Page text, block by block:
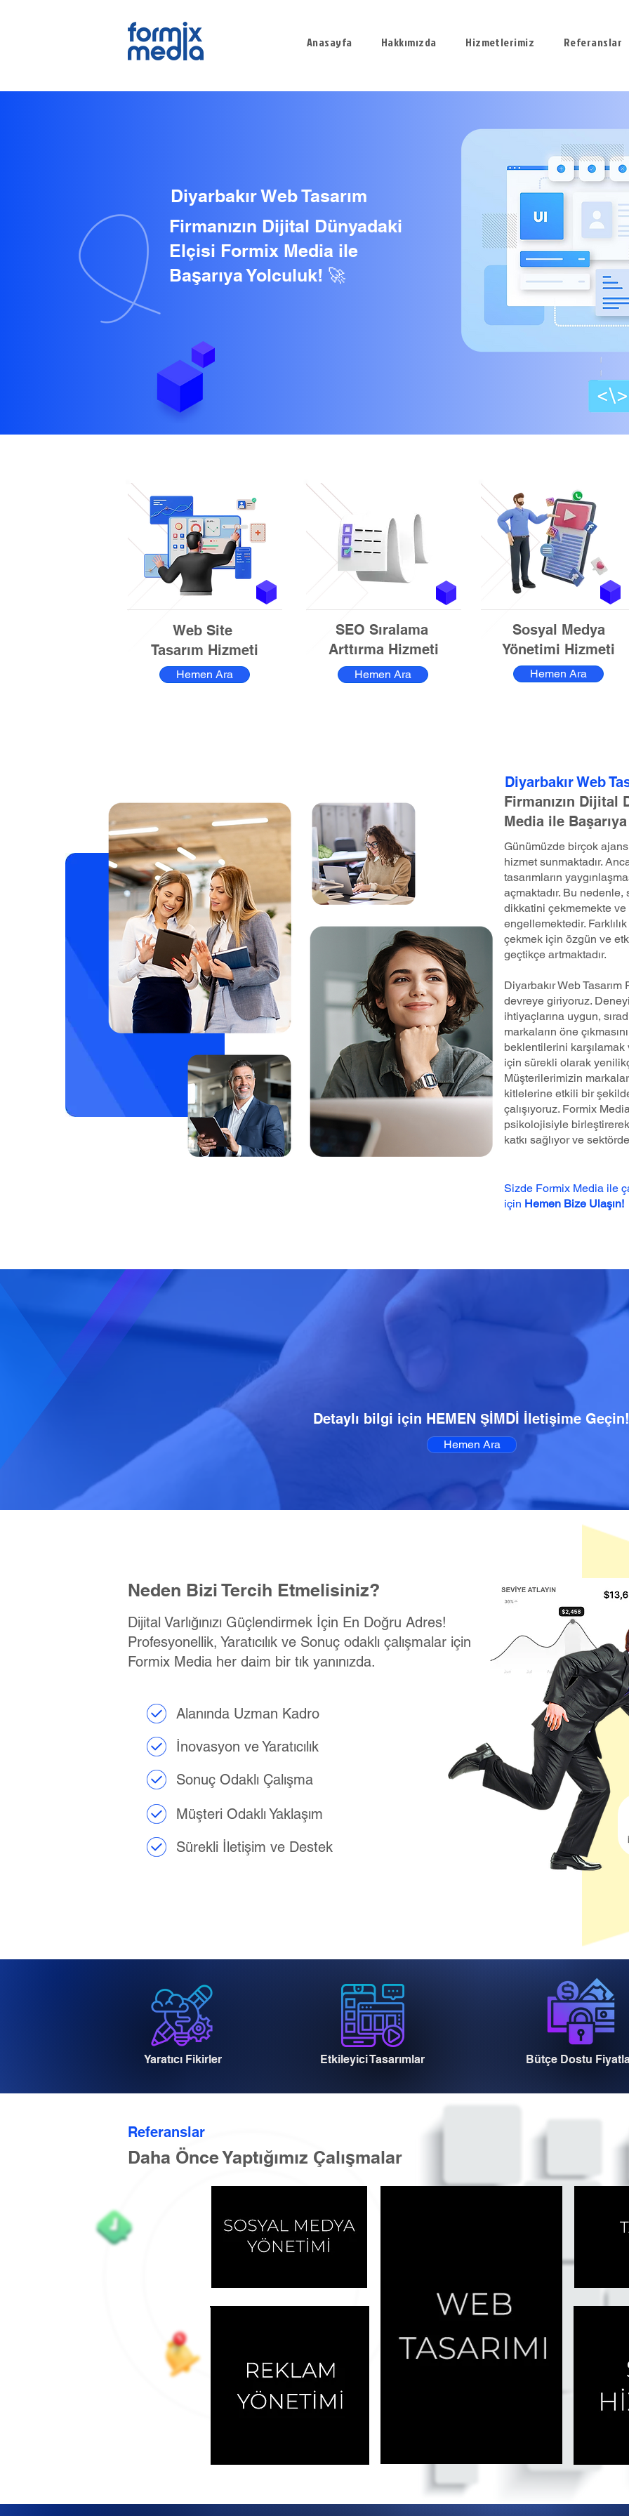
Anasayfa Hakkımızda Hizmetlerimiz Referanslar
Diyarbakır Web Tasarım
Firmanızın Dijital Dünyadaki
Elçisi Formix Media ile
Başarıya Yolculuk! 🚀
Web Site
Tasarım Hizmeti
Hemen Ara
SEO Sıralama
Arttırma Hizmeti
Hemen Ara
Sosyal Medya
Yönetimi Hizmeti
Hemen Ara
Diyarbakır Web
Firmanızın Dijital
Media ile
Günümüzde birçok
hizmet sunmaktadır.
tasarımların
açmaktadır. Bu nedenle,
dikkatini çekmemekte ve
engellemektedir.
çekmek için özgün ve
geçtikçe artmaktadır.
Diyarbakır Web
devreye giriyoruz.
ihtiyaçlarına uygun,
markaların öne
beklentilerini karşılamak
için sürekli olarak
Müşterilerimizin
kitlelerine etkili bir
çalışıyoruz. Formix
psikolojisiyle
katkı sağlıyor ve
Sizde Formix Media ile
için Hemen Bize Ulaşın!
Detaylı bilgi için HEMEN ŞİMDİ İletişime Geçin!
Hemen Ara
Neden Bizi Tercih Etmelisiniz?
Dijital Varlığınızı Güçlendirmek İçin En Doğru Adres!
Profesyonellik, Yaratıcılık ve Sonuç odaklı çalışmalar için
Formix Media her daim bir tık yanınızda.
Alanında Uzman Kadro
İnovasyon ve Yaratıcılık
Sonuç Odaklı Çalışma
Müşteri Odaklı Yaklaşım
Sürekli İletişim ve Destek
Yaratıcı Fikirler Etkileyici Tasarımlar Bütçe Dostu
Referanslar
Daha Önce Yaptığımız Çalışmalar